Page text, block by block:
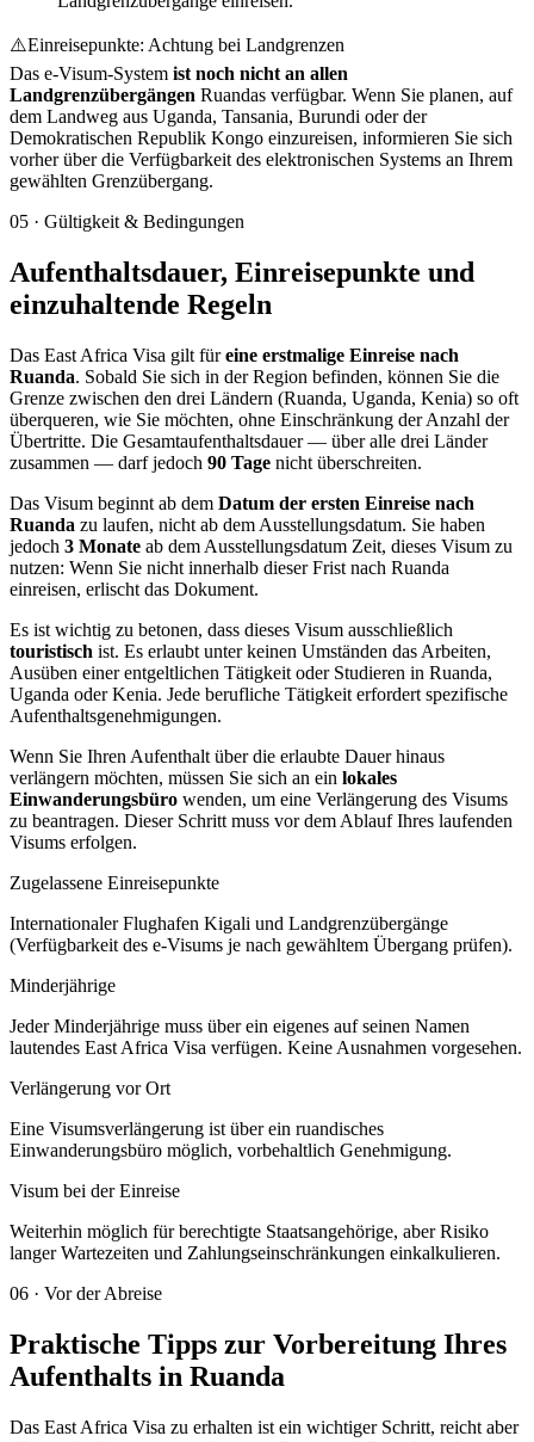
⚠️Einreisepunkte: Achtung bei Landgrenzen
Das e-Visum-System ist noch nicht an allen
Landgrenzübergängen Ruandas verfügbar. Wenn Sie planen, auf
dem Landweg aus Uganda, Tansania, Burundi oder der
Demokratischen Republik Kongo einzureisen, informieren Sie sich
vorher über die Verfügbarkeit des elektronischen Systems an Ihrem
gewählten Grenzübergang.
05 · Gültigkeit & Bedingungen
Aufenthaltsdauer, Einreisepunkte und
einzuhaltende Regeln
Das East Africa Visa gilt füreine erstmalige Einreise nach
Ruanda. Sobald Sie sich in der Region befinden, können Sie die
Grenze zwischen den drei Ländern (Ruanda, Uganda, Kenia) so oft
überqueren, wie Sie möchten, ohne Einschränkung der Anzahl der
Übertritte. Die Gesamtaufenthaltsdauer — über alle drei Länder
zusammen — darf jedoch 90 Tage nicht überschreiten.
Das Visum beginnt ab dem Datum der ersten Einreise nach
Ruanda zu laufen, nicht ab dem Ausstellungsdatum. Sie haben
jedoch 3 Monate ab dem Ausstellungsdatum Zeit, dieses Visum zu
nutzen: Wenn Sie nicht innerhalb dieser Frist nach Ruanda
einreisen, erlischt das Dokument.
Es ist wichtig zu betonen, dass dieses Visum ausschließlich
touristisch ist. Es erlaubt unter keinen Umständen das Arbeiten,
Ausüben einer entgeltlichen Tätigkeit oder Studieren in Ruanda,
Uganda oder Kenia. Jede berufliche Tätigkeit erfordert spezifische
Aufenthaltsgenehmigungen.
Wenn Sie Ihren Aufenthalt über die erlaubte Dauer hinaus
verlängern möchten, müssen Sie sich an ein lokales
Einwanderungsbüro wenden, um eine Verlängerung des Visums
zu beantragen. Dieser Schritt muss vor dem Ablauf Ihres laufenden
Visums erfolgen.
Zugelassene Einreisepunkte
Internationaler Flughafen Kigali und Landgrenzübergänge
(Verfügbarkeit des e-Visums je nach gewähltem Übergang prüfen).
Minderjährige
Jeder Minderjährige muss über ein eigenes auf seinen Namen
lautendes East Africa Visa verfügen. Keine Ausnahmen vorgesehen.
Verlängerung vor Ort
Eine Visumsverlängerung ist über ein ruandisches
Einwanderungsbüro möglich, vorbehaltlich Genehmigung.
Visum bei der Einreise
Weiterhin möglich für berechtigte Staatsangehörige, aber Risiko
langer Wartezeiten und Zahlungseinschränkungen einkalkulieren.
06 · Vor der Abreise
Praktische Tipps zur Vorbereitung Ihres
Aufenthalts in Ruanda
Das East Africa Visa zu erhalten ist ein wichtiger Schritt, reicht aber